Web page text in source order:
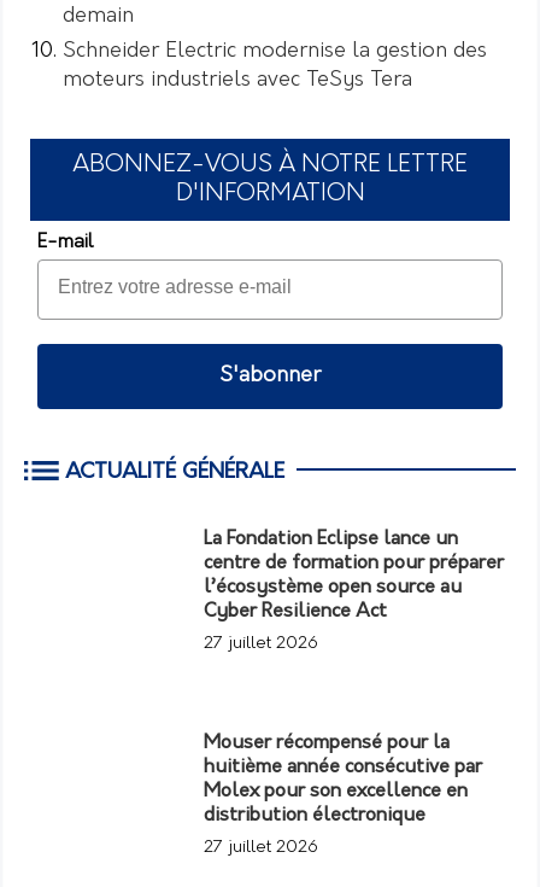
demain
Schneider Electric modernise la gestion des
moteurs industriels avec TeSys Tera
ABONNEZ-VOUS À NOTRE LETTRE
D'INFORMATION
E-mail
S'abonner
ACTUALITÉ GÉNÉRALE
La Fondation Eclipse lance un
centre de formation pour préparer
l’écosystème open source au
Cyber Resilience Act
27 juillet 2026
Mouser récompensé pour la
huitième année consécutive par
Molex pour son excellence en
distribution électronique
27 juillet 2026